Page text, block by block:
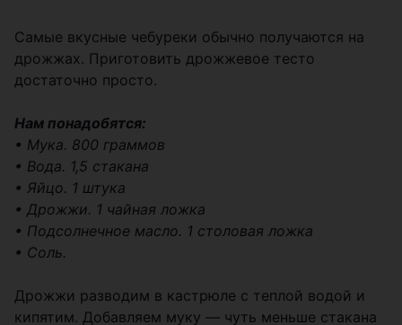
Самые вкусные чебуреки обычно получаются на
дрожжах. Приготовить дрожжевое тесто
достаточно просто.
Нам понадобятся:
• Мука. 800 граммов
• Вода. 1,5 стакана
• Яйцо. 1 штука
• Дрожжи. 1 чайная ложка
• Подсолнечное масло. 1 столовая ложка
• Соль.
Дрожжи разводим в кастрюле с теплой водой и
кипятим. Добавляем муку — чуть меньше стакана